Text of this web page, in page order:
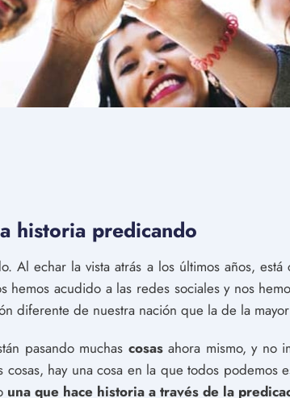
historia predicando
Al echar la vista atrás a los últimos años,
hemos acudido a las redes sociales y nos
diferente de nuestra nación que la de la
pasando muchas cosasahora mismo, y no
hay una cosa en la que todos podemos
una que hace historia a través de la